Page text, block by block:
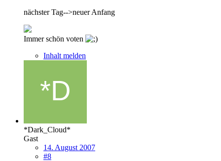
nächster Tag-->neuer Anfang
Immer schön voten
Inhalt melden
*Dark_Cloud*
Gast
14. August 2007
#8